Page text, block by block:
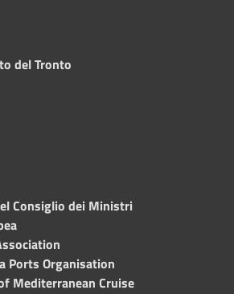
del Tronto
Consiglio dei Ministri
Ports Organisation
Mediterranean Cruise